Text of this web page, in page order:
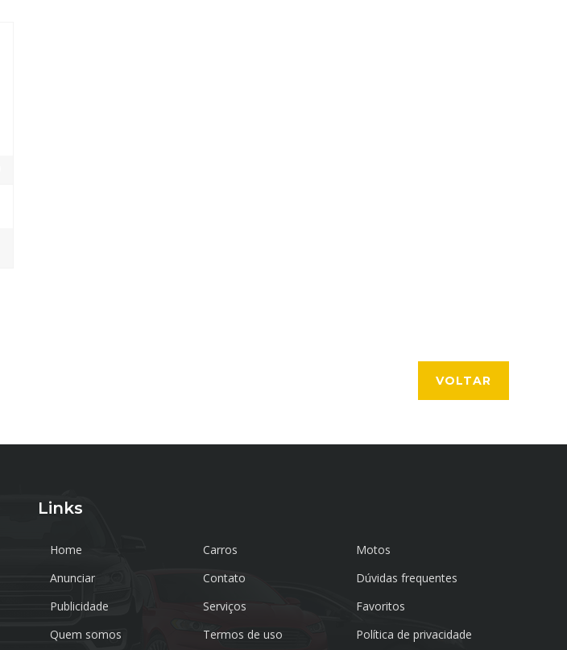
VOLTAR
Links
Home Carros
Motos
Anunciar
Contato
Dúvidas frequentes
Publicidade
Serviços
Favoritos
Quem somos
Termos de uso Política de privacidade